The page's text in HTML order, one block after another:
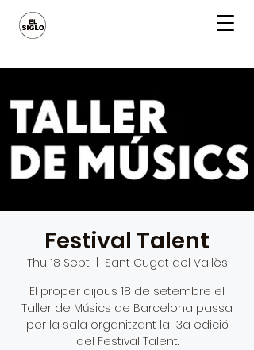
Festival Talent
Thu 18 Sept
Sant Cugat del Vallès
El proper dijous 18 de setembre el
Taller de Músics de Barcelona passa
per la sala organitzant la 13a edició
del Festival Talent.